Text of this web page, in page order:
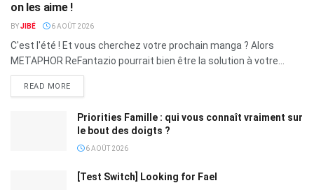
on les aime !
BYJIBÉ 6 AOÛT 2026
C'est l'été ! Et vous cherchez votre prochain manga ? Alors
METAPHOR ReFantazio pourrait bien être la solution à votre...
READ MORE
Priorities Famille : qui vous connaît vraiment sur
le bout des doigts ?
6 AOÛT 2026
[Test Switch] Looking for Fael